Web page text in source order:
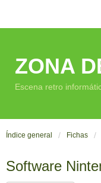
ZONA
Escena retro
Índice general Fichas
Software